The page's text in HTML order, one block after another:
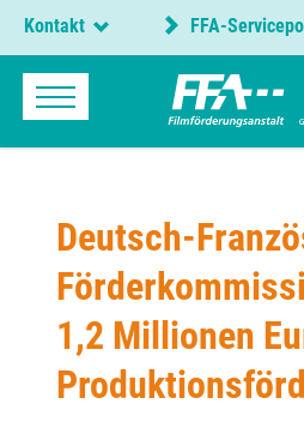
Kontakt FFA-
Deutsch-
1,2 Millionen